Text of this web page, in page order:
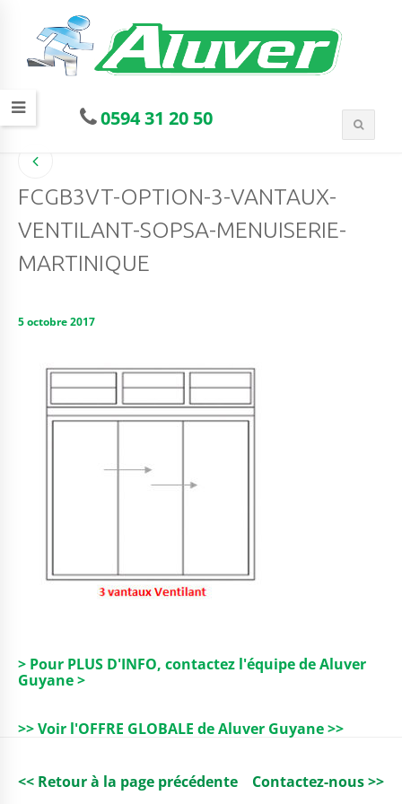
0594 31 20 50
FCGB3VT-OPTION-3-VANTAUX-
VENTILANT-SOPSA-MENUISERIE-
MARTINIQUE
5 octobre 2017
> Pour PLUS D'INFO, contactez l'équipe de Aluver
Guyane >
>> Voir l'OFFRE GLOBALE de Aluver Guyane >>
<< Retour à la page précédente Contactez-nous >>